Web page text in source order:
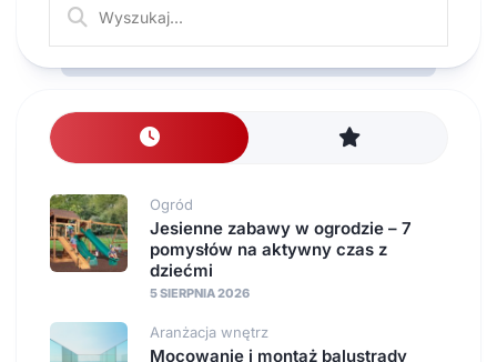
Ogród
Jesienne zabawy w ogrodzie – 7
pomysłów na aktywny czas z
dziećmi
5 SIERPNIA 2026
Aranżacja wnętrz
Mocowanie i montaż balustrady